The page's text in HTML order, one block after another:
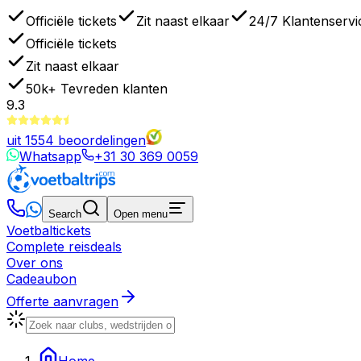
Officiële tickets Zit naast elkaar
24/7
Officiële tickets
Zit naast elkaar
50k+ Tevreden klanten
9.3
uit 1554 beoordelingen
Whatsapp
+31 30 369 0059
Search Open menu
Voetbaltickets
Complete reisdeals
Over ons
Cadeaubon
Offerte aanvragen